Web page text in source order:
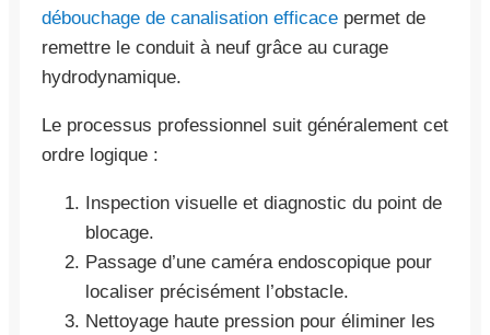
débouchage de canalisation efficace permet de
remettre le conduit à neuf grâce au curage
hydrodynamique.
Le processus professionnel suit généralement cet
ordre logique :
Inspection visuelle et diagnostic du point de
blocage.
Passage d’une caméra endoscopique pour
localiser précisément l’obstacle.
Nettoyage haute pression pour éliminer les